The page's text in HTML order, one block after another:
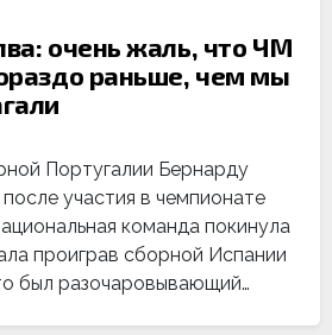
очень жаль, что ЧМ
раньше, чем мы
Португалии Бернарду
участия в чемпионате
команда покинула
проиграв сборной Испании
был разочаровывающий…